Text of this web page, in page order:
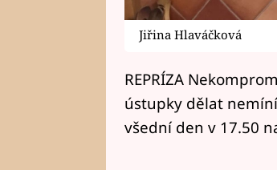
Jiřina Hlaváčková
REPRÍZA
ústupky dělat
všední den v 17.50